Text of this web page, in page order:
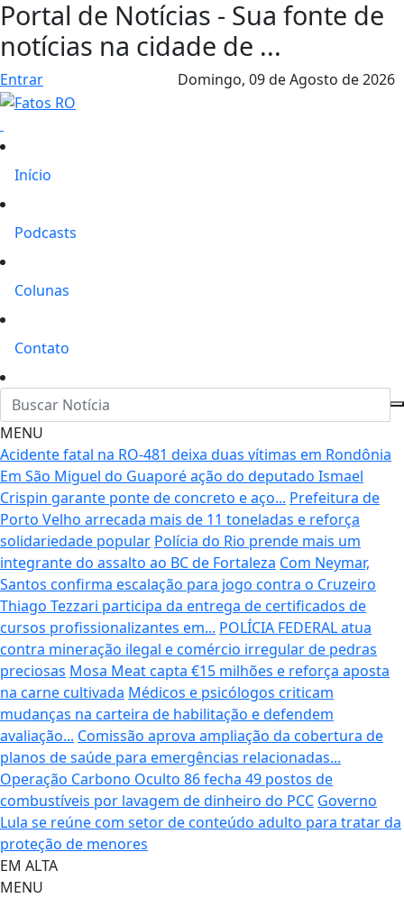
Portal de Notícias - Sua fonte de
notícias na cidade de ...
Entrar Domingo, 09 de Agosto de 2026
Início
Podcasts
Colunas
Contato
MENU
Acidente fatal na RO-481 deixa duas vítimas em Rondônia
Em São Miguel do Guaporé ação do deputado Ismael
Crispin garante ponte de concreto e aço... Prefeitura de
Porto Velho arrecada mais de 11 toneladas e reforça
solidariedade popular Polícia do Rio prende mais um
integrante do assalto ao BC de Fortaleza Com Neymar,
Santos confirma escalação para jogo contra o Cruzeiro
Thiago Tezzari participa da entrega de certificados de
cursos profissionalizantes em... POLÍCIA FEDERAL atua
contra mineração ilegal e comércio irregular de pedras
preciosas Mosa Meat capta €15 milhões e reforça aposta
na carne cultivada Médicos e psicólogos criticam
mudanças na carteira de habilitação e defendem
avaliação... Comissão aprova ampliação da cobertura de
planos de saúde para emergências relacionadas...
Operação Carbono Oculto 86 fecha 49 postos de
combustíveis por lavagem de dinheiro do PCC Governo
Lula se reúne com setor de conteúdo adulto para tratar da
proteção de menores
EM ALTA
MENU